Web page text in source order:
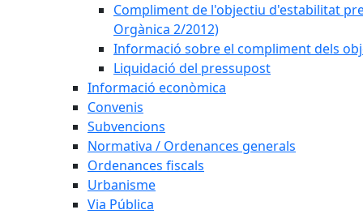
Compliment de l'objectiu d'estabilitat
Orgànica 2/2012)
Informació sobre el compliment dels
Liquidació del pressupost
Informació econòmica
Convenis
Subvencions
Normativa / Ordenances generals
Ordenances fiscals
Urbanisme
Via Pública